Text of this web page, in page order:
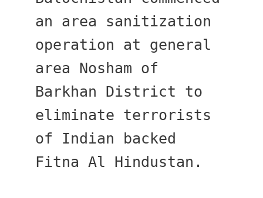
an area sanitization
operation at general
area Nosham of
Barkhan District to
eliminate terrorists
of Indian backed
Fitna Al Hindustan.